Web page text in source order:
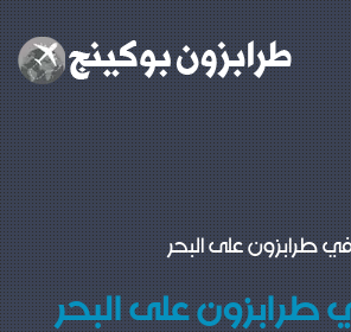
على البحر
طرابزون على البحر